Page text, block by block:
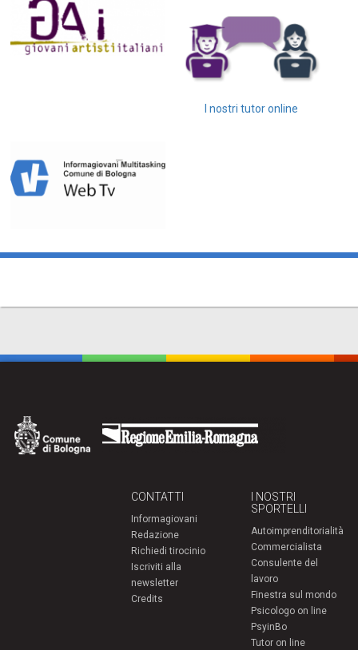
I nostri tutor online
CONTATTI
Informagiovani
Redazione
Richiedi tirocinio
Iscriviti alla
newsletter
Credits
I NOSTRI
SPORTELLI
Autoimprenditorialità
Commercialista
Consulente del
lavoro
Finestra sul mondo
Psicologo on line
PsyinBo
Tutor on line